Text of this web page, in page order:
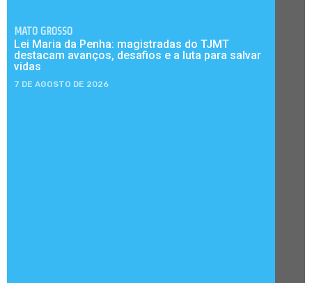
MATO GROSSO
Lei Maria da Penha: magistradas do TJMT
destacam avanços, desafios e a luta para salvar
vidas
7 DE AGOSTO DE 2026